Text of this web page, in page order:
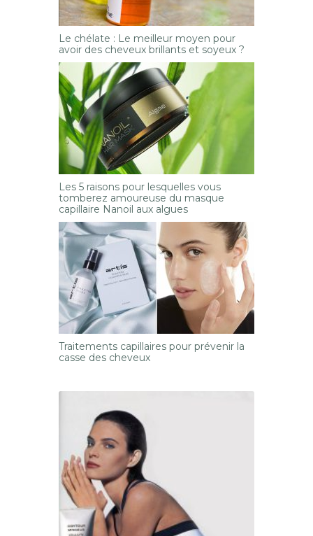
Le chélate : Le meilleur moyen pour
avoir des cheveux brillants et soyeux ?
Les 5 raisons pour lesquelles vous
tomberez amoureuse du masque
capillaire Nanoil aux algues
Traitements capillaires pour prévenir la
casse des cheveux